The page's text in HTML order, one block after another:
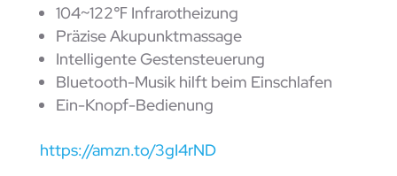
104~122℉ Infrarotheizung
Präzise Akupunktmassage
Intelligente Gestensteuerung
Bluetooth-Musik hilft beim Einschlafen
Ein-Knopf-Bedienung
https://amzn.to/3gI4rND